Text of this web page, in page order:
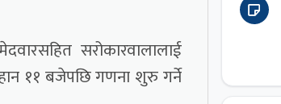
सरोकारवालालाई
११ बजेपछि गणना शुरु गर्ने